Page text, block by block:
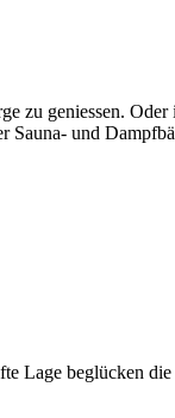
zu geniessen.
Sauna- und
Lage beglücken